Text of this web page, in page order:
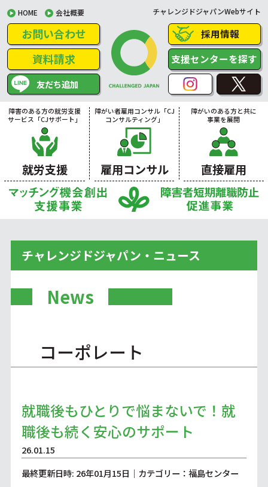
HOME 会社概要 チャレンジドジャパンWebサイト
お問い合わせ
資料請求
友だち追加
採用情報
支援センターを探す
障害のある方の就労支援
サービス「CJサポート」
就労支援
障がい者雇用コンサル「CJ
コンサルティング」
雇用コンサル
障がいのある方と共に
事業を展開
直接雇用
チャレンジドジャパン・ニュース
News
コーポレート
就職後もひとりで悩まないで！就
職後も続く安心のサポート
26.01.15
最終更新日時: 26年01月15日｜カテゴリー：福島センター